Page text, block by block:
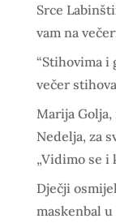
Srce
vam na
“Stihovima i
večer
Marija
Nedelja, za
„Vidimo se i
Dječji
maskenbal